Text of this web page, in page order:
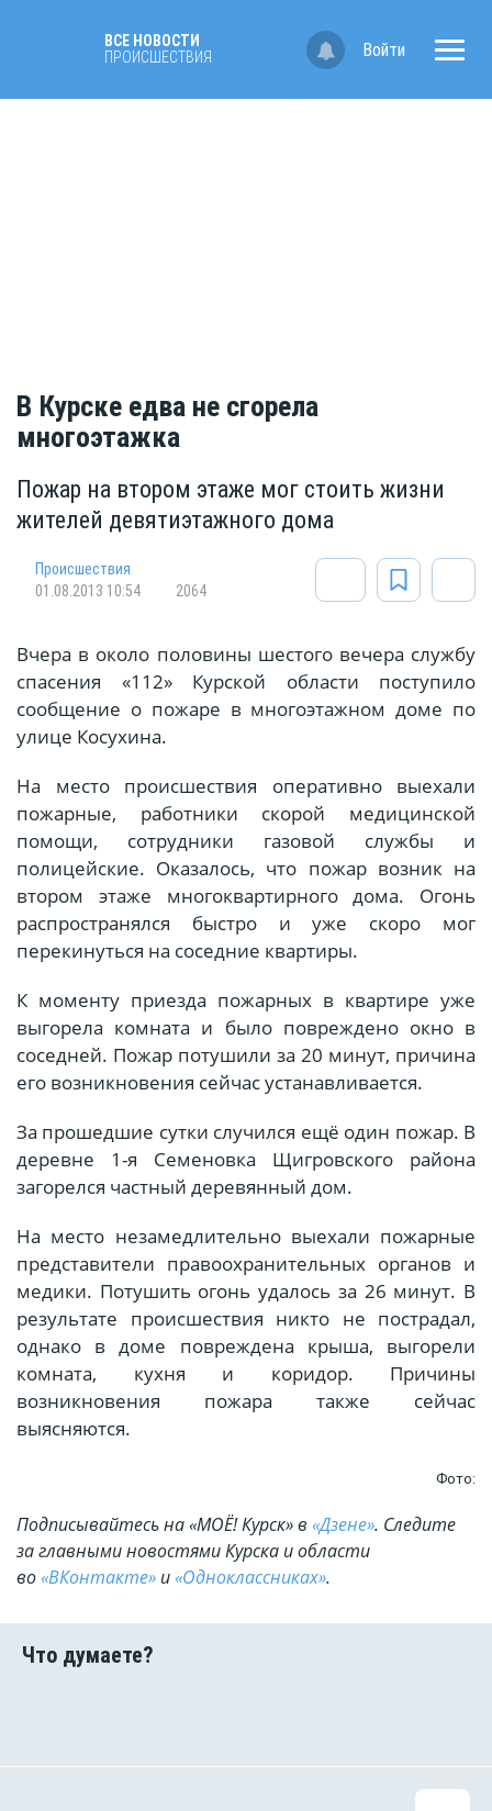
ВСЕ НОВОСТИ
ПРОИСШЕСТВИЯ
Войти
В Курске едва не сгорела
многоэтажка
Пожар на втором этаже мог стоить жизни
жителей девятиэтажного дома
Происшествия
01.08.2013 10:54
2064
Вчера в около половины шестого вечера службу
спасения «112» Курской области поступило
сообщение о пожаре в многоэтажном доме по
улице Косухина.
На место происшествия оперативно выехали
пожарные, работники скорой медицинской
помощи, сотрудники газовой службы и
полицейские. Оказалось, что пожар возник на
втором этаже многоквартирного дома. Огонь
распространялся быстро и уже скоро мог
перекинуться на соседние квартиры.
К моменту приезда пожарных в квартире уже
выгорела комната и было повреждено окно в
соседней. Пожар потушили за 20 минут, причина
его возникновения сейчас устанавливается.
За прошедшие сутки случился ещё один пожар. В
деревне 1-я Семеновка Щигровского района
загорелся частный деревянный дом.
На место незамедлительно выехали пожарные
представители правоохранительных органов и
медики. Потушить огонь удалось за 26 минут. В
результате происшествия никто не пострадал,
однако в доме повреждена крыша, выгорели
комната, кухня и коридор. Причины
возникновения пожара также сейчас
выясняются.
Фото:
Подписывайтесь на «МОЁ! Курск» в «Дзене». Cледите
за главными новостями Курска и области
во«ВКонтакте» и«Одноклассниках».